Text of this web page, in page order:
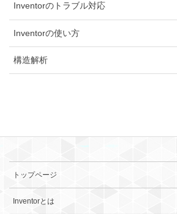
Inventorのトラブル対応
Inventorの使い方
構造解析
トップページ
Inventorとは